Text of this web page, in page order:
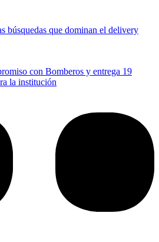
búsquedas que dominan el delivery
con Bomberos y entrega 19
la institución